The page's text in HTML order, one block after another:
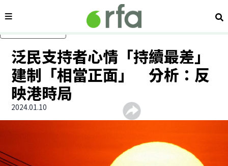
內容分類 搜
泛民支持者心情「持續最差」
建制「相當正面」 分析：反
映港時局
2024.01.10